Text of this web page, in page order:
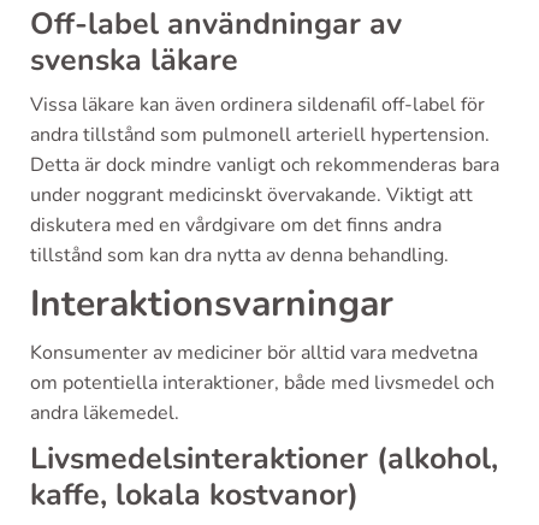
Off-label användningar av
svenska läkare
Vissa läkare kan även ordinera sildenafil off-label för
andra tillstånd som pulmonell arteriell hypertension.
Detta är dock mindre vanligt och rekommenderas bara
under noggrant medicinskt övervakande. Viktigt att
diskutera med en vårdgivare om det finns andra
tillstånd som kan dra nytta av denna behandling.
Interaktionsvarningar
Konsumenter av mediciner bör alltid vara medvetna
om potentiella interaktioner, både med livsmedel och
andra läkemedel.
Livsmedelsinteraktioner (alkohol,
kaffe, lokala kostvanor)